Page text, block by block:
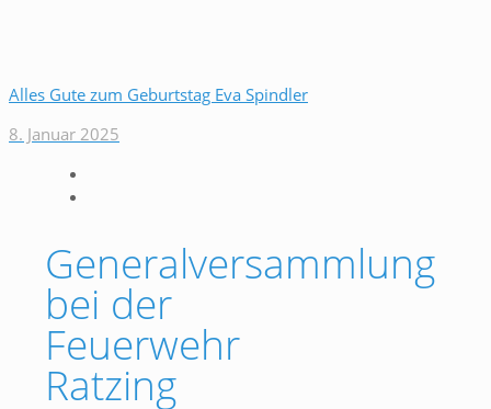
Alles Gute zum Geburtstag Eva Spindler
8. Januar 2025
Generalversammlung
bei der
Feuerwehr
Ratzing